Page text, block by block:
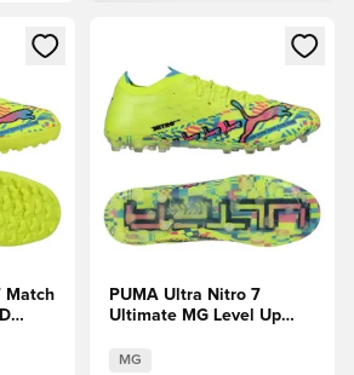
at logge ind eller tilmelde dig som
Match
Åbner en Modal til at logge
PUMA Ultra Nitro 7
Ultimate MG Level Up
MG